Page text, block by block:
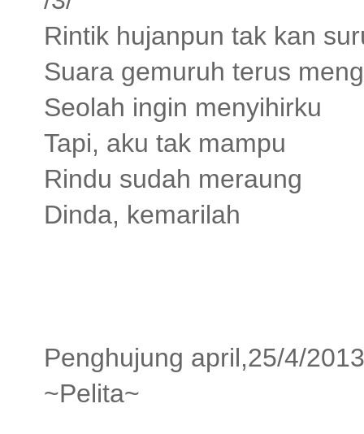
Rintik hujanpun tak kan
Suara gemuruh terus
Seolah ingin menyihirku
Tapi, aku tak mampu
Rindu sudah meraung
Dinda, kemarilah
Penghujung april,25/4/2013
~Pelita~